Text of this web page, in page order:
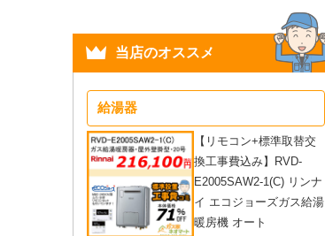
ベランダ壁掛
給湯器 屋外壁掛
当店のオススメ
給湯器
【リモコン+標準取替交
換工事費込み】RVD-
E2005SAW2-1(C) リンナ
イ エコジョーズガス給湯
暖房機 オート